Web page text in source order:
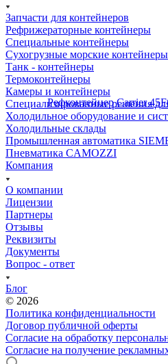
Запчасти для контейнеров
Рефрижераторные контейнеры
Специальные контейнеры
Сухогрузные морские контейнеры
Танк - контейнеры
Термоконтейнеры
Камеры и контейнеры
Специализированные решения
Холодильное оборудование и
Холодильные склады
Промышленная автоматика
Пневматика CAMOZZI
Компания
О компании
Лицензии
Партнеры
Отзывы
Реквизиты
Документы
Вопрос - ответ
Блог
© 2026
Политика конфиденциальности
Договор публичной оферты
Согласие на обработку
Согласие на получение